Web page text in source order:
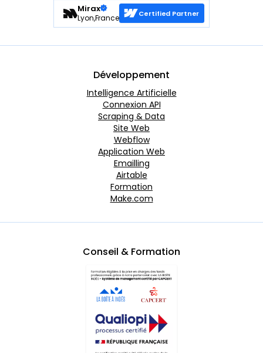
Développement
Intelligence Artificielle
Connexion API
Scraping & Data
Site Web
Webflow
Application Web
Emailling
Airtable
Formation
Make.com
Conseil & Formation
Mirax
Lyon,France Certified Partner